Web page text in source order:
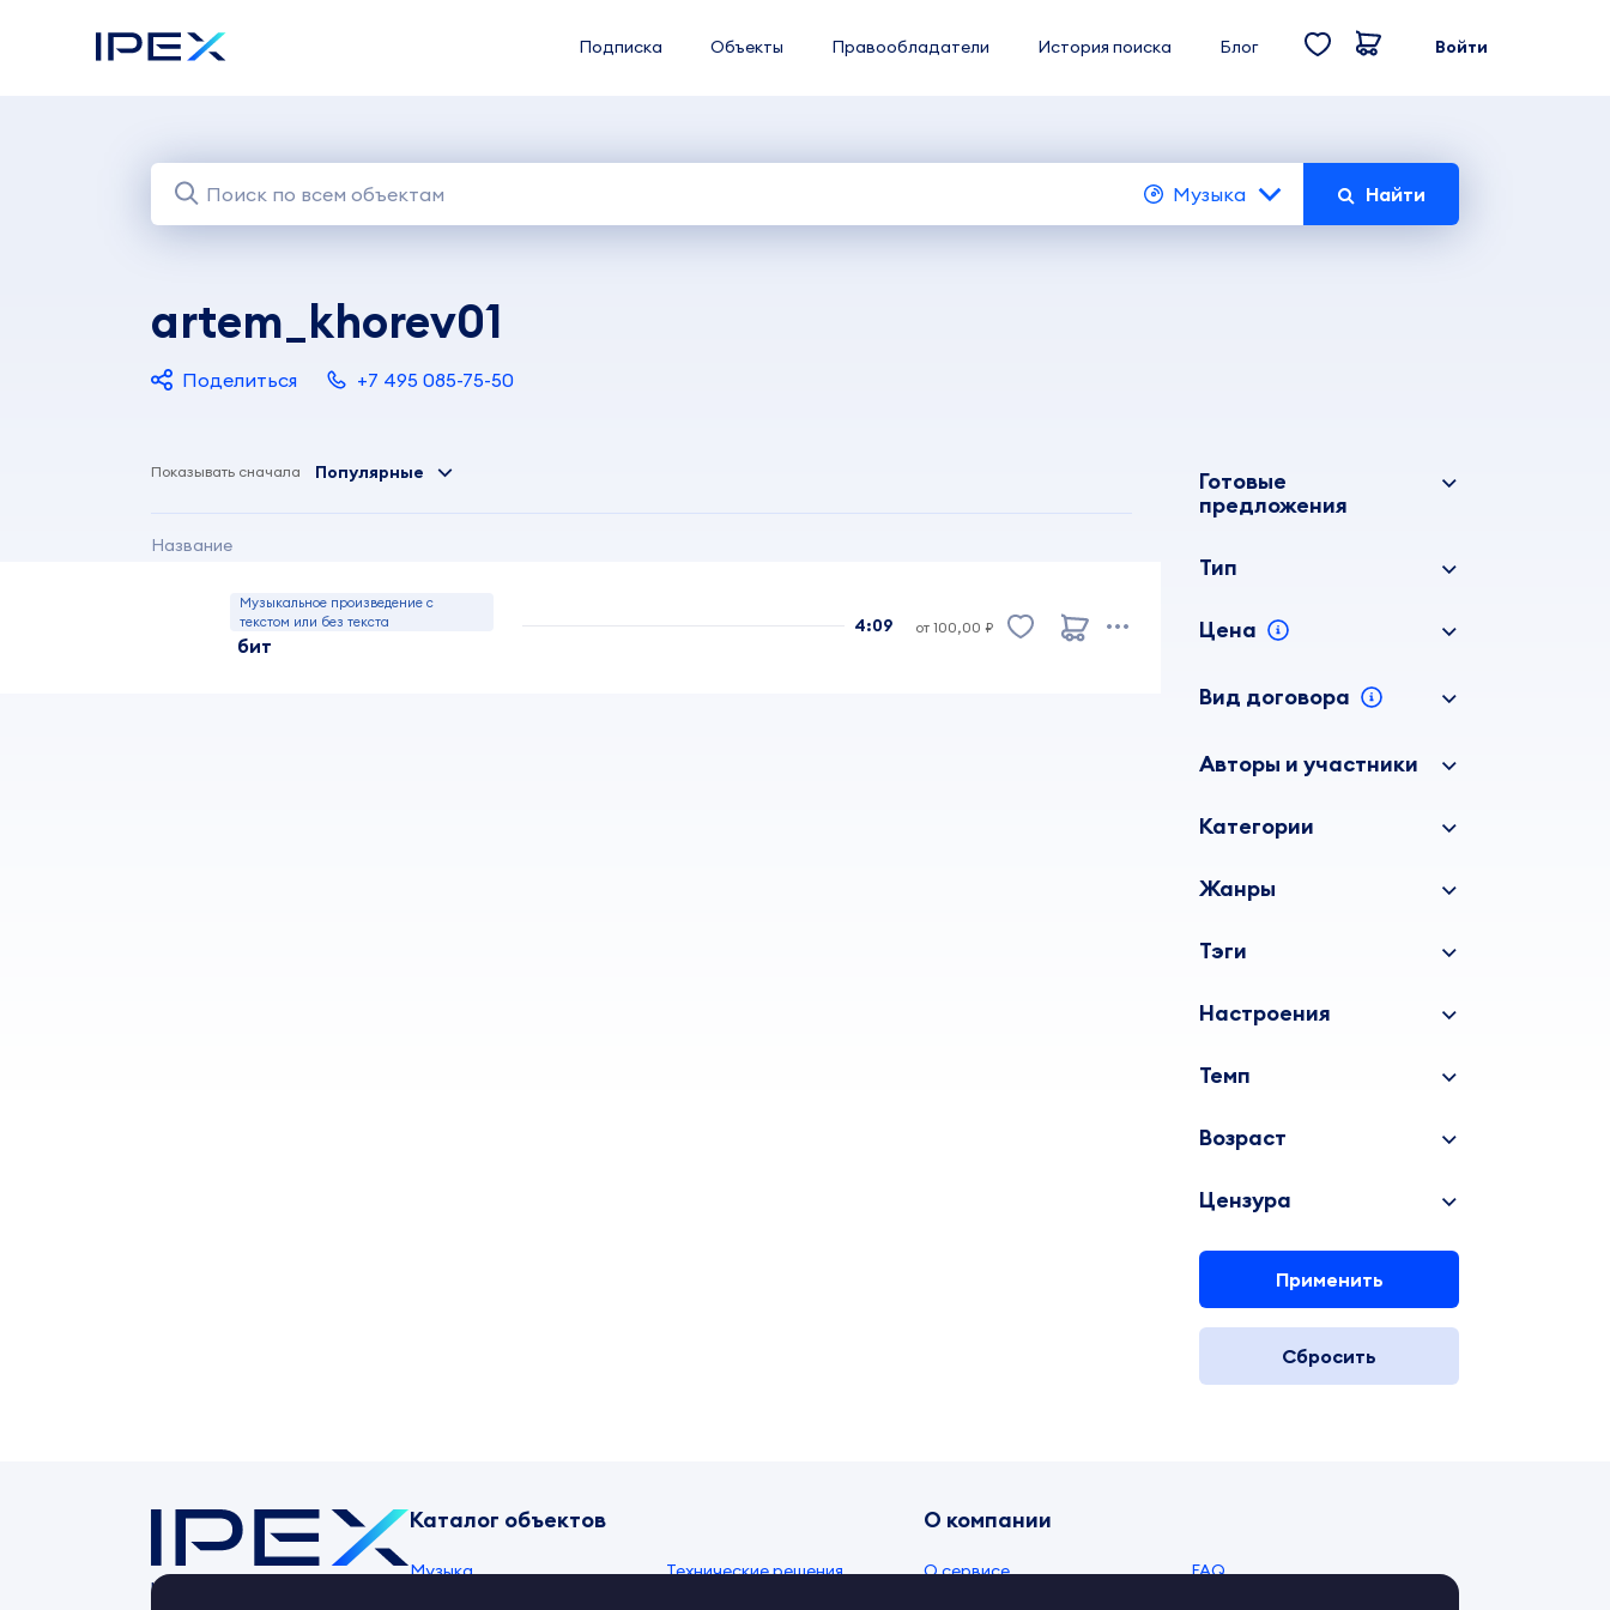
Подписка Объекты Правообладатели История поиска Блог Войти
Музыка Найти
artem_khorev01
Поделиться +7 495 085-75-50
Показывать сначала Популярные
Название
Музыкальное произведение с
текстом или без текста
бит
4:09 от 100,00 ₽
Готовые
предложения
Тип
Цена
Вид договора
Авторы и участники
Категории
Жанры
Тэги
Настроения
Темп
Возраст
Цензура
Применить
Сбросить
Контент-маркет
Каталог объектов
Музыка Технические решения
О компании
О сервисе FAQ